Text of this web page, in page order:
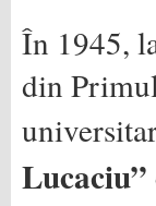
În 1945,
din